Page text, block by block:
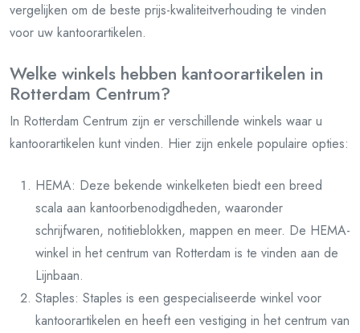
vergelijken om de beste prijs-kwaliteitverhouding te vinden
voor uw kantoorartikelen.
Welke winkels hebben kantoorartikelen in
Rotterdam Centrum?
In Rotterdam Centrum zijn er verschillende winkels waar u
kantoorartikelen kunt vinden. Hier zijn enkele populaire opties:
HEMA: Deze bekende winkelketen biedt een breed
scala aan kantoorbenodigdheden, waaronder
schrijfwaren, notitieblokken, mappen en meer. De HEMA-
winkel in het centrum van Rotterdam is te vinden aan de
Lijnbaan.
Staples: Staples is een gespecialiseerde winkel voor
kantoorartikelen en heeft een vestiging in het centrum van